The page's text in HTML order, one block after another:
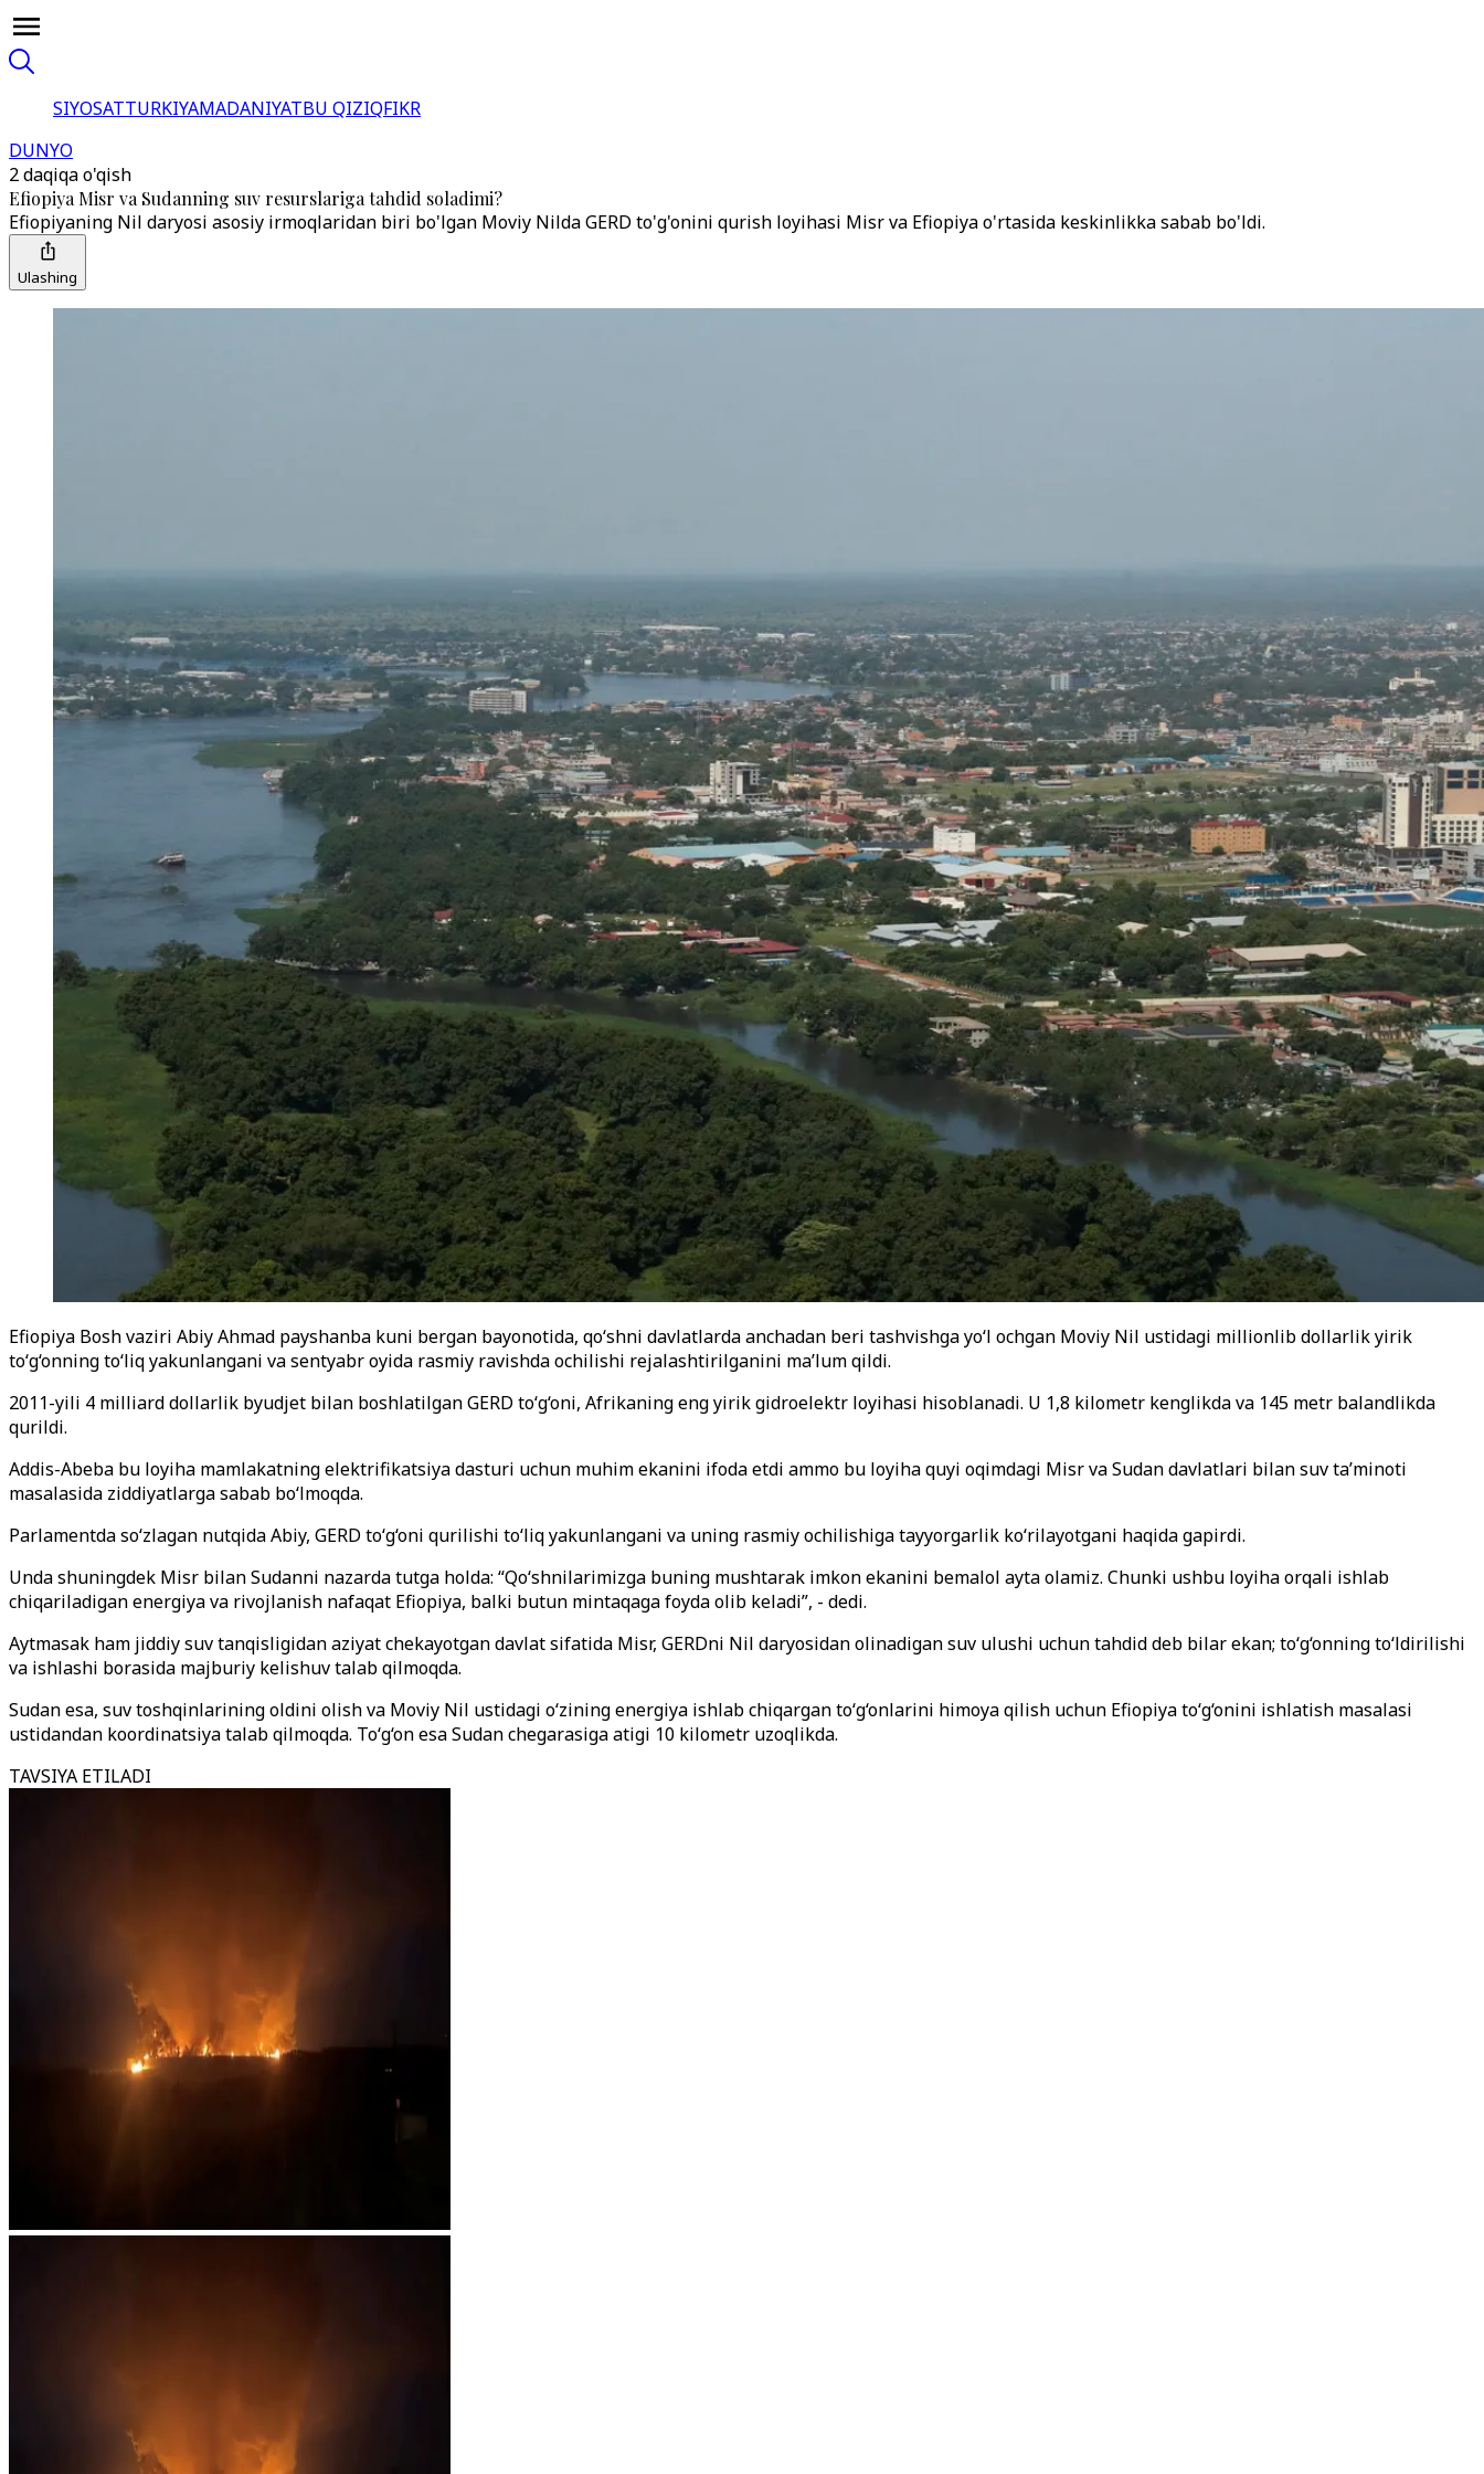
SIYOSATTURKIYAMADANIYATBU QIZIQFIKR
DUNYO
2 daqiqa o'qish
Efiopiya Misr va Sudanning suv resurslariga tahdid soladimi?
Efiopiyaning Nil daryosi asosiy irmoqlaridan biri bo'lgan Moviy Nilda GERD to'g'onini qurish loyihasi Misr va Efiopiya o'rtasida keskinlikka sabab bo'ldi.
Ulashing
Efiopiya Bosh vaziri Abiy Ahmad payshanba kuni bergan bayonotida, qo‘shni davlatlarda anchadan beri tashvishga yo‘l ochgan Moviy Nil ustidagi millionlib dollarlik yirik
to‘g‘onning to‘liq yakunlangani va sentyabr oyida rasmiy ravishda ochilishi rejalashtirilganini ma’lum qildi.
2011-yili 4 milliard dollarlik byudjet bilan boshlatilgan GERD to‘g‘oni, Afrikaning eng yirik gidroelektr loyihasi hisoblanadi. U 1,8 kilometr kenglikda va 145 metr balandlikda
qurildi.
Addis-Abeba bu loyiha mamlakatning elektrifikatsiya dasturi uchun muhim ekanini ifoda etdi ammo bu loyiha quyi oqimdagi Misr va Sudan davlatlari bilan suv ta’minoti
masalasida ziddiyatlarga sabab bo‘lmoqda.
Parlamentda so‘zlagan nutqida Abiy, GERD to‘g‘oni qurilishi to‘liq yakunlangani va uning rasmiy ochilishiga tayyorgarlik ko‘rilayotgani haqida gapirdi.
Unda shuningdek Misr bilan Sudanni nazarda tutga holda: “Qo‘shnilarimizga buning mushtarak imkon ekanini bemalol ayta olamiz. Chunki ushbu loyiha orqali ishlab
chiqariladigan energiya va rivojlanish nafaqat Efiopiya, balki butun mintaqaga foyda olib keladi”, - dedi.
Aytmasak ham jiddiy suv tanqisligidan aziyat chekayotgan davlat sifatida Misr, GERDni Nil daryosidan olinadigan suv ulushi uchun tahdid deb bilar ekan; to‘g‘onningto‘ldirilishi
va ishlashi borasida majburiy kelishuv talab qilmoqda.
Sudan esa, suv toshqinlarining oldini olish va Moviy Nil ustidagi o‘zining energiya ishlab chiqargan to‘g‘onlarini himoya qilish uchun Efiopiya to‘g‘onini ishlatish masalasi
ustidandan koordinatsiya talab qilmoqda. To‘g‘on esa Sudan chegarasiga atigi 10 kilometr uzoqlikda.
TAVSIYA ETILADI